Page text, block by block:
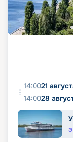
14:0021
14:0028